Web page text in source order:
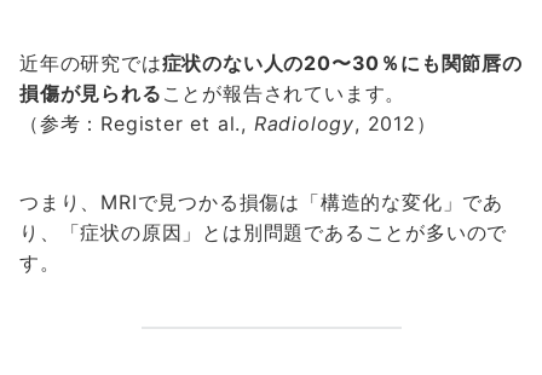
近年の研究では症状のない人の20〜30％にも関節唇の
損傷が見られる ことが報告されています。
（参考：Register et al., Radiology, 2012）
つまり、MRIで見つかる損傷は「構造的な変化」であ
り、「症状の原因」とは別問題であることが多いので
す。